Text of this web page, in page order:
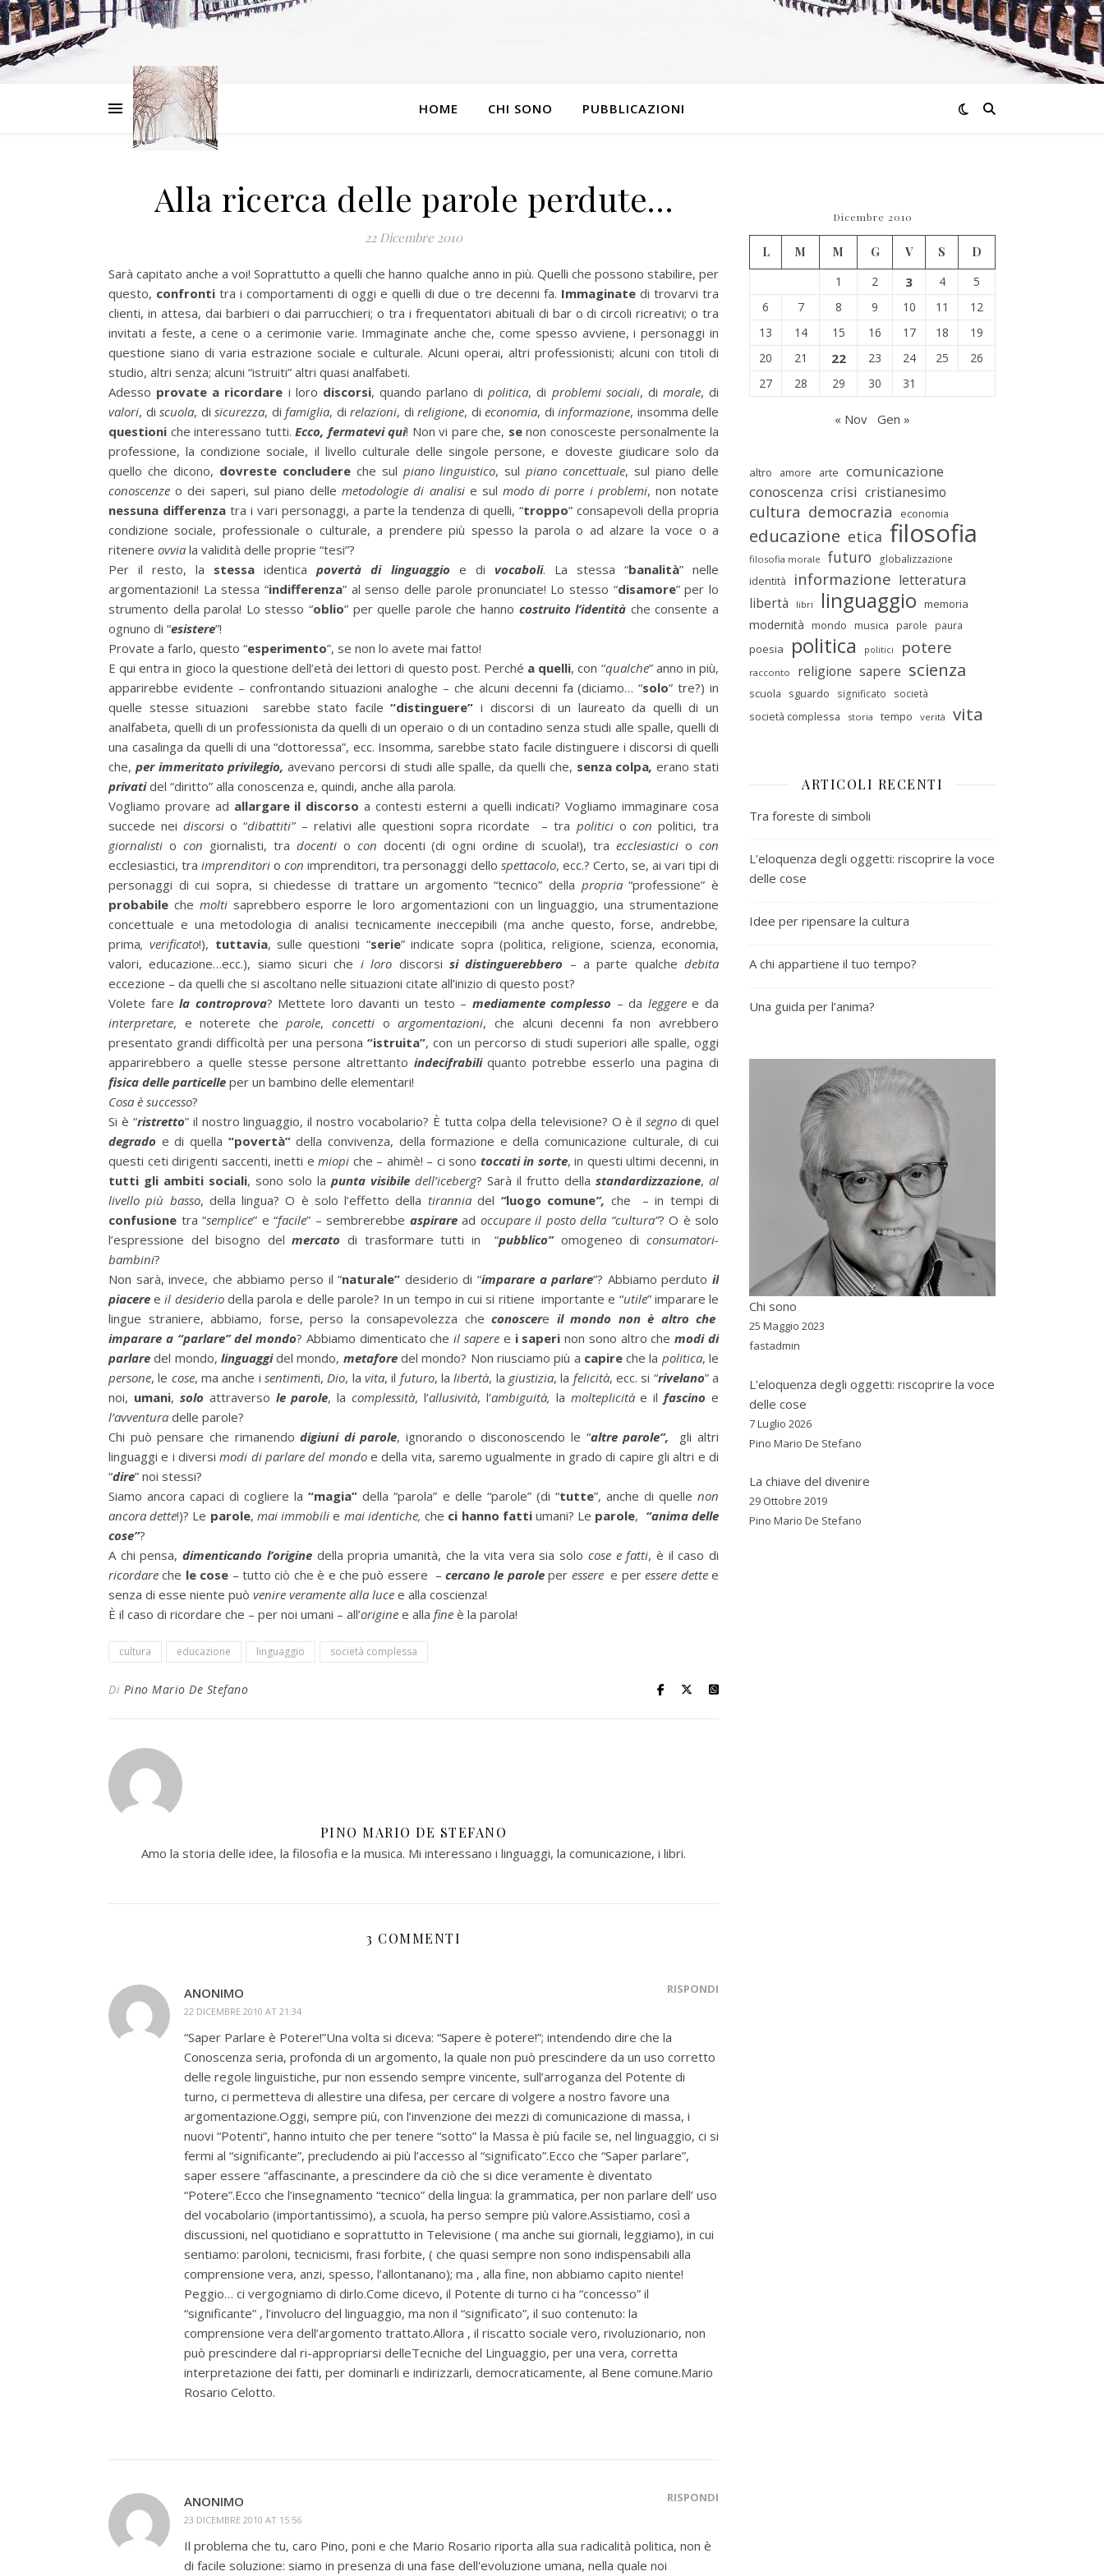
HOME CHI SONO PUBBLICAZIONI
Alla ricerca delle parole perdute…
22 Dicembre 2010
Sarà capitato anche a voi! Soprattutto a quelli che hanno qualche anno in più. Quelli che possono stabilire, per
questo, confrontitra i comportamenti di oggi e quelli di due o tre decenni fa. Immaginate di trovarvi tra
clienti, in attesa, dai barbieri o dai parrucchieri; o tra i frequentatori abituali di bar o di circoli ricreativi; o tra
invitati a feste, a cene o a cerimonie varie. Immaginate anche che, come spesso avviene, i personaggi in
questione siano di varia estrazione sociale e culturale. Alcuni operai, altri professionisti; alcuni con titoli di
studio, altri senza; alcuni “istruiti” altri quasi analfabeti.
Adesso provate a ricordare i loro discorsi, quando parlano dipolitica, di problemi sociali, di morale, di
valori, di scuola, di sicurezza, di famiglia, di relazioni, di religione, di economia, di informazione, insomma delle
questioni che interessano tutti.Ecco, fermatevi qui! Non vi pare che, senon conosceste personalmente la
professione, la condizione sociale, il livello culturale delle singole persone, e doveste giudicare solo da
quello che dicono, dovreste concludereche sul piano linguistico, sulpiano concettuale, sul piano delle
conoscenze o dei saperi, sul piano dellemetodologie di analisie sulmodo di porre i problemi, non notate
nessuna differenzatra i vari personaggi, a parte la tendenza di quelli, “troppo” consapevoli della propria
condizione sociale, professionale o culturale, a prendere più spesso la parola o ad alzare la voce o a
ritenere ovvia la validità delle proprie “tesi”?
Per il resto, la stessa identicapovertà di linguaggio e di vocaboli. La stessa “banalità” nelle
argomentazioni! La stessa “indifferenza” al senso delle parole pronunciate! Lo stesso “disamore” per lo
strumento della parola! Lo stesso “oblio” per quelle parole che hanno costruito l’identità che consente a
ognuno di “esistere”!
Provate a farlo, questo “esperimento”, se non lo avete mai fatto!
E qui entra in gioco la questione dell’età dei lettori di questo post. Perché a quelli, con “qualche” anno in più,
apparirebbe evidente – confrontando situazioni analoghe – che alcuni decenni fa (diciamo… “solo” tre?) in
quelle stesse situazioni
sarebbe stato facile“distinguere” i discorsi di un laureato da quelli di un
analfabeta, quelli di un professionista da quelli di un operaio o di un contadino senza studi alle spalle, quelli di
una casalinga da quelli di una “dottoressa”, ecc. Insomma, sarebbe stato facile distinguere i discorsi di quelli
che, per immeritato privilegio, avevano percorsi di studi alle spalle, da quelli che, senza colpa, erano stati
privatidel “diritto” alla conoscenza e, quindi, anche alla parola.
Vogliamo provare ad allargare il discorso a contesti esterni a quelli indicati? Vogliamo immaginare cosa
succede neidiscorsi o “dibattiti”– relativi alle questioni sopra ricordate – tra politicio con politici, tra
giornalisti o con giornalisti, tra docentio con docenti (di ogni ordine di scuola!), traecclesiastici ocon
ecclesiastici, traimprenditori ocon imprenditori, tra personaggi dello spettacolo, ecc.? Certo, se, ai vari tipi di
personaggi di cui sopra, si chiedesse di trattare un argomento “tecnico” della propria“professione” è
probabile che moltisaprebbero esporre le loro argomentazioni con un linguaggio, una strumentazione
concettuale e una metodologia di analisi tecnicamente ineccepibili (ma anche questo, forse, andrebbe,
prima, verificato!), tuttavia, sulle questioni “serie” indicate sopra (politica, religione, scienza, economia,
valori, educazione…ecc.), siamo sicuri che i loro discorsi si distinguerebbero – a parte qualchedebita
eccezione – da quelli che si ascoltano nelle situazioni citate all’inizio di questo post?
Volete farela controprova? Mettete loro davanti un testo – mediamente complesso – da leggeree da
interpretare, e noterete cheparole,concetti oargomentazioni, che alcuni decenni fa non avrebbero
presentato grandi difficoltà per una persona“istruita”, con un percorso di studi superiori alle spalle, oggi
apparirebbero a quelle stesse persone altrettanto indecifrabiliquanto potrebbe esserlo una pagina di
fisica delle particelle per un bambino delle elementari!
Cosa è successo?
Si è “ristretto” il nostro linguaggio, il nostro vocabolario? È tutta colpa della televisione? O è ilsegno di quel
degrado e di quella “povertà”della convivenza, della formazione e della comunicazione culturale, di cui
questi ceti dirigenti saccenti, inetti e miopi che – ahimè! – ci sono toccati in sorte, in questi ultimi decenni, in
tutti gli ambiti sociali, sono solo la punta visibile dell’iceberg? Sarà il frutto della standardizzazione, al
livello più basso, della lingua? O è solo l’effetto della tirannia del “luogo comune”, che
– in tempi di
confusione tra “semplice” e “facile” – sembrerebbe aspiraread occupare il posto della “cultura”? O è solo
l’espressione del bisogno delmercato di trasformare tutti in “pubblico”omogeneo diconsumatori-
bambini?
Non sarà, invece, che abbiamo perso il “naturale” desiderio di “imparare a parlare”? Abbiamo perdutoil
piacere eil desideriodella parola e delle parole? In un tempo in cui si ritiene importante e “utile” imparare le
lingue straniere, abbiamo, forse, perso la consapevolezza che conoscere il mondo non è altro che
imparare a “parlare” del mondo? Abbiamo dimenticato cheil sapere e i saperi non sono altro chemodi di
parlare del mondo, linguaggidel mondo, metaforedel mondo? Non riusciamo più a capireche la politica, le
persone, le cose, ma anche isentimenti,Dio, lavita, il futuro, lalibertà, la giustizia, la felicità, ecc. si “rivelano” a
noi, umani, solo attraverso le parole, lacomplessità, l’allusività, l’ambiguità, la molteplicitàe ilfascino e
l’avventura delle parole?
Chi può pensare che rimanendodigiuni di parole, ignorando o disconoscendo le “altre parole”,
gli altri
linguaggi e i diversi modi di parlare del mondoe della vita, saremo ugualmente in grado di capire gli altri e di
“dire” noi stessi?
Siamo ancora capaci di cogliere la“magia” della “parola” e delle “parole” (di “tutte”, anche di quellenon
ancora dette!)? Le parole, mai immobili e mai identiche, che ci hanno fattiumani? Le parole, “anima delle
cose”?
A chi pensa,dimenticando l’originedella propria umanità, che la vita vera sia solo cose e fatti, è il caso di
ricordare che le cose – tutto ciò che è e che può essere –cercano le paroleper essere e peressere dettee
senza di esse niente può venire veramente alla luce e alla coscienza!
È il caso di ricordare che – per noi umani – all’origine e alla fine è la parola!
cultura educazione linguaggio società complessa
Di Pino Mario De Stefano
PINO MARIO DE STEFANO
Amo la storia delle idee, la filosofia e la musica. Mi interessano i linguaggi, la comunicazione, i libri.
3 COMMENTI
ANONIMO
22 DICEMBRE 2010 AT 21:34
RISPONDI
“Saper Parlare è Potere!”Una volta si diceva: “Sapere è potere!”; intendendo dire che la
Conoscenza seria, profonda di un argomento, la quale non può prescindere da un uso corretto
delle regole linguistiche, pur non essendo sempre vincente, sull’arroganza del Potente di
turno, ci permetteva di allestire una difesa, per cercare di volgere a nostro favore una
argomentazione.Oggi, sempre più, con l’invenzione dei mezzi di comunicazione di massa, i
nuovi “Potenti”, hanno intuito che per tenere “sotto” la Massa è più facile se, nel linguaggio, ci si
fermi al “significante”, precludendo ai più l’accesso al “significato”.Ecco che “Saper parlare”,
saper essere “affascinante, a prescindere da ciò che si dice veramente è diventato
“Potere”.Ecco che l’insegnamento “tecnico” della lingua: la grammatica, per non parlare dell’ uso
del vocabolario (importantissimo), a scuola, ha perso sempre più valore.Assistiamo, così a
discussioni, nel quotidiano e soprattutto in Televisione ( ma anche sui giornali, leggiamo), in cui
sentiamo: paroloni, tecnicismi, frasi forbite, ( che quasi sempre non sono indispensabili alla
comprensione vera, anzi, spesso, l’allontanano); ma , alla fine, non abbiamo capito niente!
Peggio… ci vergogniamo di dirlo.Come dicevo, il Potente di turno ci ha “concesso” il
“significante” , l’involucro del linguaggio, ma non il “significato”, il suo contenuto: la
comprensione vera dell’argomento trattato.Allora , il riscatto sociale vero, rivoluzionario, non
può prescindere dal ri-appropriarsi delleTecniche del Linguaggio, per una vera, corretta
interpretazione dei fatti, per dominarli e indirizzarli, democraticamente, al Bene comune.Mario
Rosario Celotto.
ANONIMO
23 DICEMBRE 2010 AT 15:56
RISPONDI
Il problema che tu, caro Pino, poni e che Mario Rosario riporta alla sua radicalità politica, non è
di facile soluzione: siamo in presenza di una fase dell'evoluzione umana, nella quale noi
Dicembre 2010
L M M G V S
D
1
2 3 4
5
6
7 8 9 10 11
12
13
14 15 16 17 18
19
20
21 22 23 24 25
26
27
28 29 30 31
« Nov Gen »
altro amore arte comunicazione
conoscenza crisi cristianesimo
cultura democrazia economia
educazione etica filosofia
filosofia morale futuro globalizzazione
identità informazione letteratura
libertà
libri linguaggio memoria
modernità mondo musica parole paura
poesia politica politici potere
racconto religione sapere scienza
scuola sguardo significato società
società complessa storia tempo verità vita
ARTICOLI RECENTI
Tra foreste di simboli
L’eloquenza degli oggetti: riscoprire la voce
delle cose
Idee per ripensare la cultura
A chi appartiene il tuo tempo?
Una guida per l’anima?
Chi sono
25 Maggio 2023
fastadmin
L'eloquenza degli oggetti: riscoprire la voce
delle cose
7 Luglio 2026
Pino Mario De Stefano
La chiave del divenire
29 Ottobre 2019
Pino Mario De Stefano